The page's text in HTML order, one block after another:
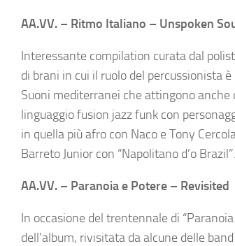
AA.VV. – Ritmo Italiano – Unspoken
Interessante compilation curata dal
di brani in cui il ruolo del percussionista
Suoni mediterranei che attingono anche
linguaggio fusion jazz funk con
in quella più afro con Naco e Tony
Barreto Junior con “Napolitano d’o
AA.VV. – Paranoia e Potere – Revisited
In occasione del trentennale di
dell’album, rivisitata da alcune delle